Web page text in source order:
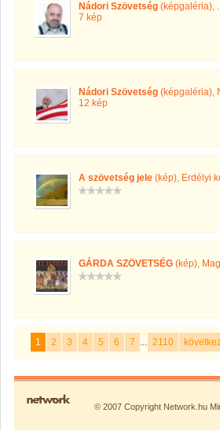
Nádori Szövetség (képgaléria),
7 kép
Nádori Szövetség (képgaléria),
12 kép
A szövetség jele (kép), Erdélyi
GÁRDA SZÖVETSÉG (kép),
1 2 3 4 5 6 7 ... 2110
© 2007 Copyright Network.hu